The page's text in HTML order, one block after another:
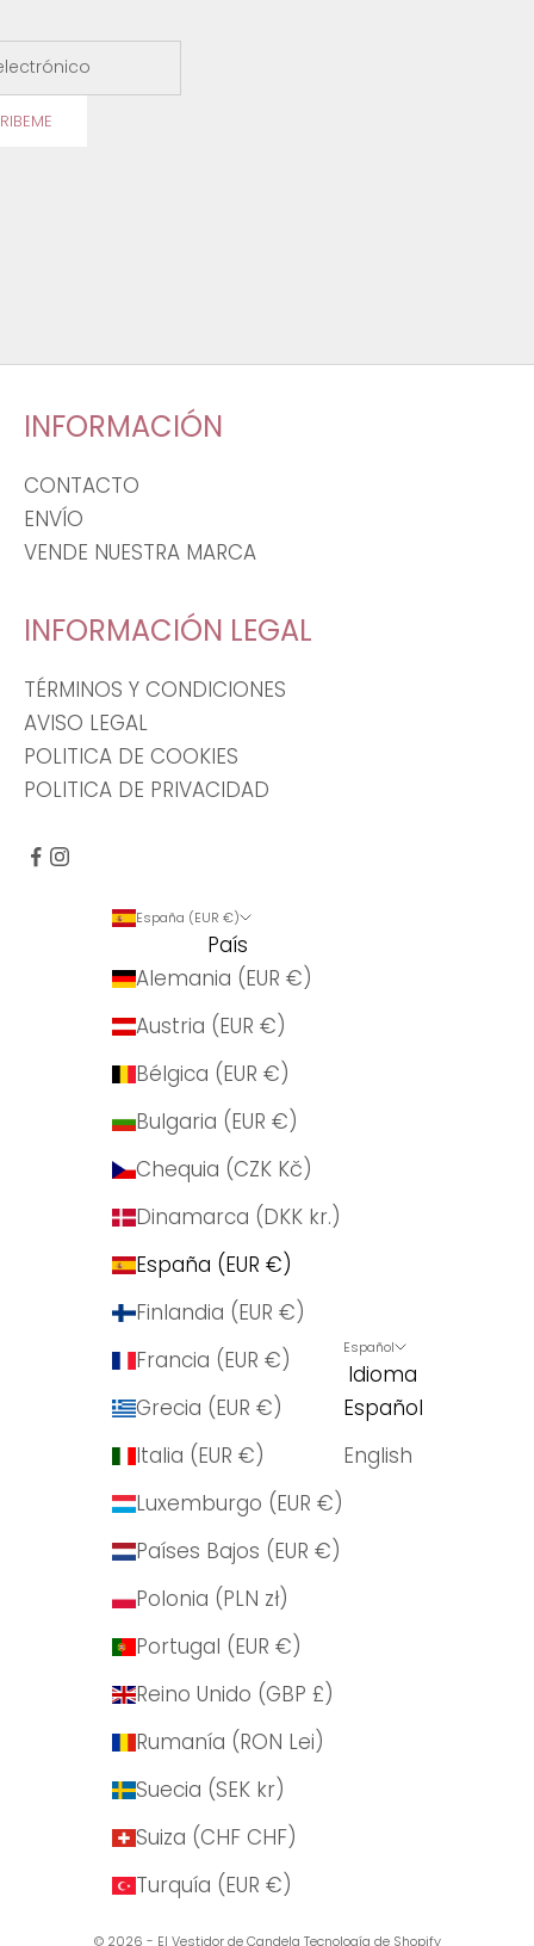
INFORMACIÓN
CONTACTO
ENVÍO
VENDE NUESTRA MARCA
INFORMACIÓN LEGAL
TÉRMINOS Y CONDICIONES
AVISO LEGAL
POLITICA DE COOKIES
POLITICA DE PRIVACIDAD
España (EUR €)
País
Alemania (EUR €)
Austria (EUR €)
Bélgica (EUR €)
Bulgaria (EUR €)
Chequia (CZK Kč)
Dinamarca (DKK kr.)
España (EUR €)
Finlandia (EUR €)
Francia (EUR €)
Grecia (EUR €)
Italia (EUR €)
Luxemburgo (EUR €)
Países Bajos (EUR €)
Polonia (PLN zł)
Portugal (EUR €)
Reino Unido (GBP £)
Rumanía (RON Lei)
Suecia (SEK kr)
Suiza (CHF CHF)
Turquía (EUR €)
Español
Idioma
Español
English
© 2026 - El Vestidor de Candela Tecnología de Shopify